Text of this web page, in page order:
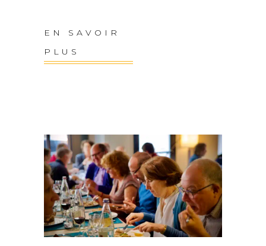
EN SAVOIR
PLUS